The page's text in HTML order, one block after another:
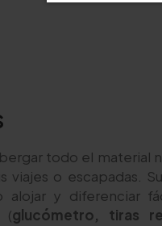
todo el material
o escapadas.
alojar y diferenciar
(glucómetro, tiras